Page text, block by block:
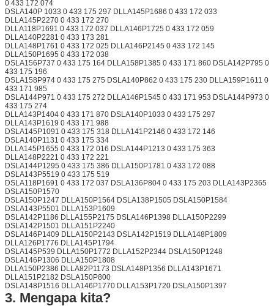
0 433 172 074
DSLA140P 1033 0 433 175 297 DLLA145P1686 0 433 172 033
DLLA145P2270 0 433 172 270
DLLA118P1691 0 433 172 037 DLLA146P1725 0 433 172 059
DLLA140P2281 0 433 173 281
DLLA148P1761 0 433 172 025 DLLA146P2145 0 433 172 145
DLLA150P1695 0 433 172 038
DSLA156P737 0 433 175 164 DLLA158P1385 0 433 171 860 DSLA142P795 0
433 175 196
DSLA158P974 0 433 175 275 DSLA140P862 0 433 175 230 DLLA159P1611 0
433 171 985
DSLA144P971 0 433 175 272 DLLA146P1545 0 433 171 953 DSLA144P973 0
433 175 274
DLLA143P1404 0 433 171 870 DSLA140P1033 0 433 175 297
DLLA143P1619 0 433 171 988
DSLA145P1091 0 433 175 318 DLLA141P2146 0 433 172 146
DSLA140P1131 0 433 175 334
DLLA145P1655 0 433 172 016 DSLA144P1213 0 433 175 363
DLLA148P2221 0 433 172 221
DSLA144P1295 0 433 175 386 DLLA150P1781 0 433 172 088
DSLA143P5519 0 433 175 519
DSLA118P1691 0 433 172 037 DSLA136P804 0 433 175 203 DLLA143P2365
DSLA150P1570
DSLA150P1247 DLLA150P1564 DSLA138P1505 DSLA150P1584
DSLA143P5501 DLLA153P1609
DSLA142P1186 DLLA155P2175 DSLA146P1398 DLLA150P2299
DSLA142P1501 DLLA151P2240
DSLA146P1409 DLLA150P2143 DSLA142P1519 DLLA148P1809
DLLA126P1776 DLLA145P1794
DSLA145P539 DLLA150P1772 DLLA152P2344 DSLA150P1248
DSLA146P1306 DLLA150P1808
DLLA150P2386 DLLA82P1173 DSLA148P1356 DLLA143P1671
DLLA151P2182 DSLA150P800
DSLA148P1516 DLLA146P1770 DLLA153P1720 DSLA150P1397
3. Mengapa kita?